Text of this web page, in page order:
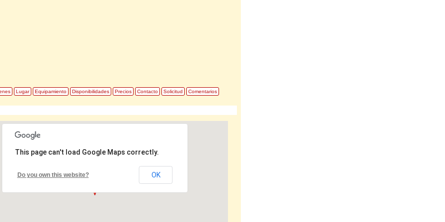
Lugar Equipamiento Disponibilidades Precios Contacto Solicitud Comentarios
This page can't load Google Maps correctly.
Do you own this website? OK